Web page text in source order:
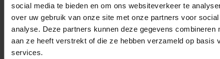
social media te bieden en om ons websiteverkeer te
over uw gebruik van onze site met onze partners voor
analyse. Deze partners kunnen deze gegevens combineren
aan ze heeft verstrekt of die ze hebben verzameld op basis
services.
Toevoegen aan favorieten